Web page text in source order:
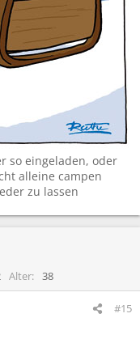
so eingeladen, oder
alleine campen
zu lassen
Alter 38
#15